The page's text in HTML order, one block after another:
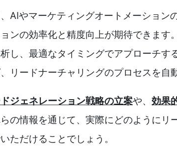
AIやマーケティングオートメーショ
ンの効率化と精度向上が期待できま
し、最適なタイミングでアプローチ
リードナーチャリングのプロセスを自
ジェネレーション戦略の立案や、 効果
の情報を通じて、実際にどのように
ただけることでしょう。